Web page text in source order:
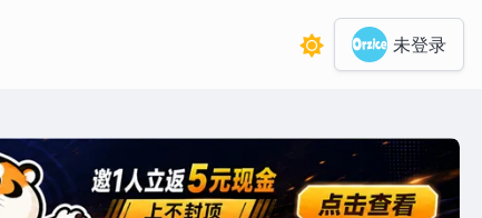
未登录